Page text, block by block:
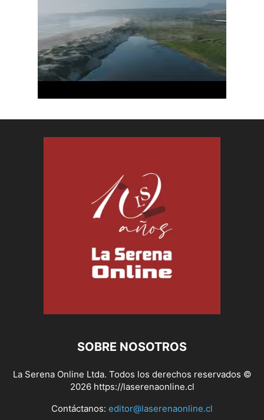
SOBRE NOSOTROS
La Serena Online Ltda. Todos los derechos reservados ©
2026 https://laserenaonline.cl
Contáctanos: editor@laserenaonline.cl